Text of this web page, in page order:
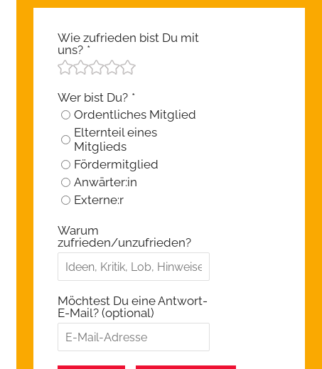
Wie zufrieden bist Du mit
uns? *
Wer bist Du? *
Ordentliches Mitglied
Elternteil eines
Mitglieds
Fördermitglied
Anwärter:in
Externe:r
Warum
zufrieden/unzufrieden?
Möchtest Du eine Antwort-
E-Mail? (optional)